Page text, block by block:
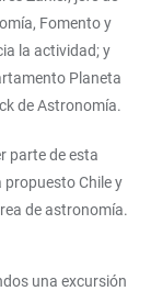
Fomento y
la actividad; y
Planeta
de Astronomía.
parte de esta
propuesto Chile y
de astronomía.
una excursión